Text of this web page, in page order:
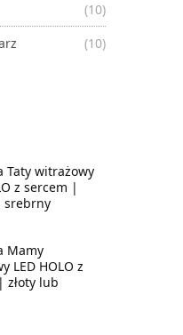
(10)
(10)
Taty witrażowy
z sercem |
srebrny
Mamy
LED HOLO z
złoty lub